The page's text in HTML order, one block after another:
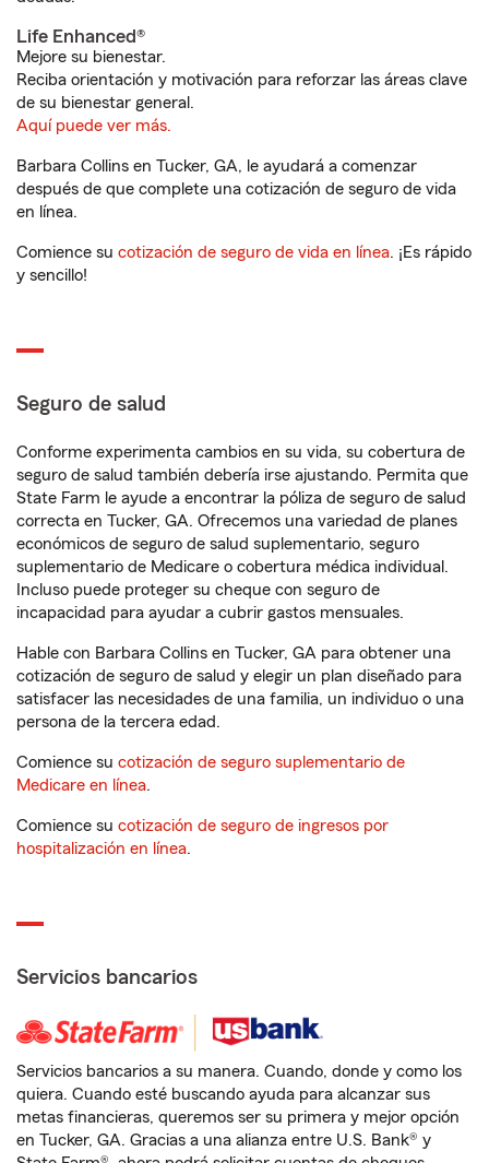
Life Enhanced®
Mejore su bienestar.
Reciba orientación y motivación para reforzar las áreas clave
de su bienestar general.
Aquí puede ver más.
Barbara Collins en Tucker, GA, le ayudará a comenzar
después de que complete una cotización de seguro de vida
en línea.
Comience su cotización de seguro de vida en línea. ¡Es rápido
y sencillo!
Seguro de salud
Conforme experimenta cambios en su vida, su cobertura de
seguro de salud también debería irse ajustando. Permita que
State Farm le ayude a encontrar la póliza de seguro de salud
correcta en Tucker, GA. Ofrecemos una variedad de planes
económicos de seguro de salud suplementario, seguro
suplementario de Medicare o cobertura médica individual.
Incluso puede proteger su cheque con seguro de
incapacidad para ayudar a cubrir gastos mensuales.
Hable con Barbara Collins en Tucker, GA para obtener una
cotización de seguro de salud y elegir un plan diseñado para
satisfacer las necesidades de una familia, un individuo o una
persona de la tercera edad.
Comience su cotización de seguro suplementario de
Medicare en línea.
Comience su cotización de seguro de ingresos por
hospitalización en línea.
Servicios bancarios
Servicios bancarios a su manera. Cuando, donde y como los
quiera. Cuando esté buscando ayuda para alcanzar sus
metas financieras, queremos ser su primera y mejor opción
en Tucker, GA. Gracias a una alianza entre U.S. Bank® y